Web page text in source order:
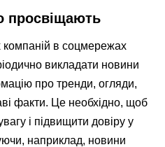
просвіщають
компаній в соцмережах
викладати новини
про тренди, огляди,
факти. Це необхідно, щоб
і підвищити довіру у
наприклад, новини